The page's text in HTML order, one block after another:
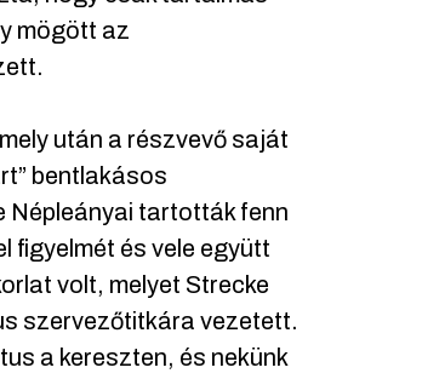
mögött az
után a részvevő saját
bentlakásos
Népleányai tartották fenn
figyelmét és vele együtt
volt, melyet Strecke
szervezőtitkára vezetett.
a kereszten, és nekünk